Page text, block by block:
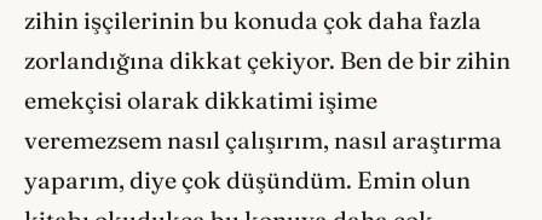
zihin işçilerinin bu konuda çok daha fazla
zorlandığına dikkat çekiyor. Ben de bir zihin
emekçisi olarak dikkatimi işime
veremezsem nasıl çalışırım, nasıl araştırma
yaparım, diye çok düşündüm. Emin olun